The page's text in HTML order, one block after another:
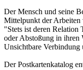
Der Mensch und seine
Mittelpunkt der Arbeiten
"Stets ist deren Relation
oder Abstoßung in ihren
Unsichtbare
Der Postkartenkatalog